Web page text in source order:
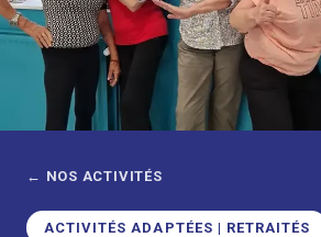
← NOS ACTIVITÉS
ACTIVITÉS ADAPTÉES | RETRAITÉS